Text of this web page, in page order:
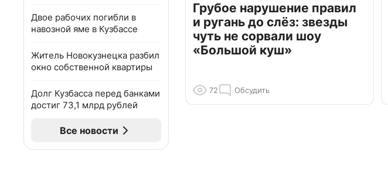
Двое рабочих погибли в
навозной яме в Кузбассе
Житель Новокузнецка разбил
окно собственной квартиры
Долг Кузбасса перед банками
достиг 73,1 млрд рублей
Все новости
Грубое нарушение правил
и ругань до слёз: звезды
чуть не сорвали шоу
«Большой куш»
72 Обсудить